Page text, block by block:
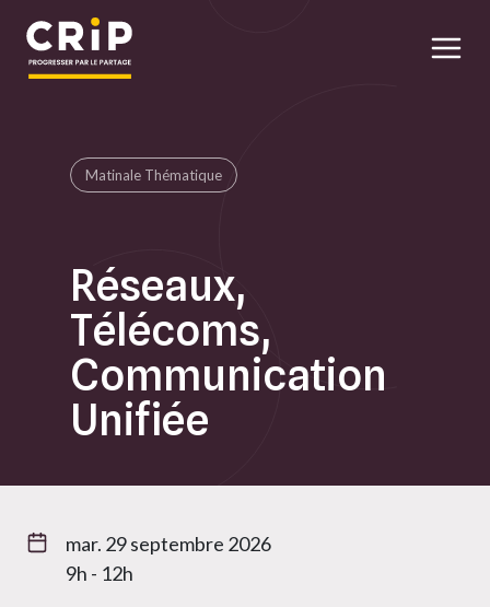
Matinale Thématique
Réseaux,
Télécoms,
Communication
Unifiée
mar. 29 septembre 2026
9h - 12h